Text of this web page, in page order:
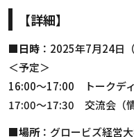
【詳細】
■日時 ：2025年7月24日
＜予定＞
16:00～17:00 トークデ
17:00～17:30 交流会（情
■場所：グロービズ経営